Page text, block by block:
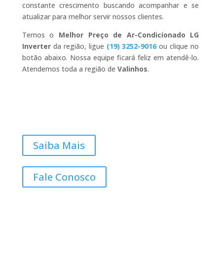
constante crescimento buscando acompanhar e se
atualizar para melhor servir nossos clientes.
Temos o Melhor Preço de Ar-Condicionado LG
Inverter da região, ligue (19) 3252-9016ou clique no
botão abaixo. Nossa equipe ficará feliz em atendê-lo.
Atendemos toda a região de Valinhos.
Saiba Mais
Fale Conosco